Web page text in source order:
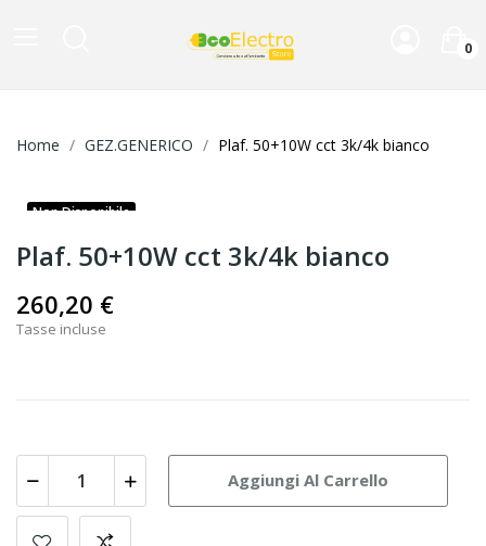
0
Home GEZ.GENERICO Plaf. 50+10W cct 3k/4k bianco
Non Disponibile
Plaf. 50+10W cct 3k/4k bianco
260,20 €
Tasse incluse
Aggiungi Al Carrello